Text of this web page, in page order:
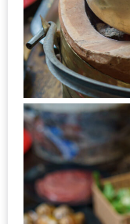
ช้อป
ที่
เดียว
ครบ
ที่
งาน
LEO
PRESENTS
PINGFAI
FESTIVAL